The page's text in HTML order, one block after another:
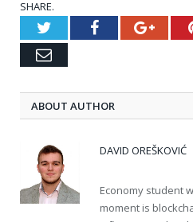
SHARE.
TwitterFacebook
Email
ABOUT AUTHOR
DAVID OREŠKOVIĆ
Economy student
moment is